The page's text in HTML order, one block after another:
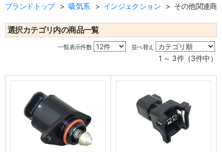
ブランドトップ 吸気系 インジェクション その他関連商
選択カテゴリ内の商品一覧
一覧表示件数 並べ替え
1 ～ 3件（3件中）